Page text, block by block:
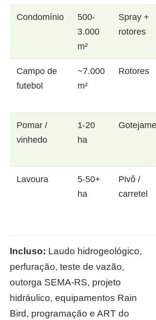
Condomínio
500-
3.000
m²
Spray +
rotores
Campo de
futebol
~7.000
m²
Rotores
Pomar /
vinhedo
1-20
ha
Lavoura
5-50+
ha
Pivô /
carretel
Incluso: Laudo hidrogeológico,
perfuração, teste de vazão,
outorga SEMA-RS, projeto
hidráulico, equipamentos Rain
Bird, programação e ART do